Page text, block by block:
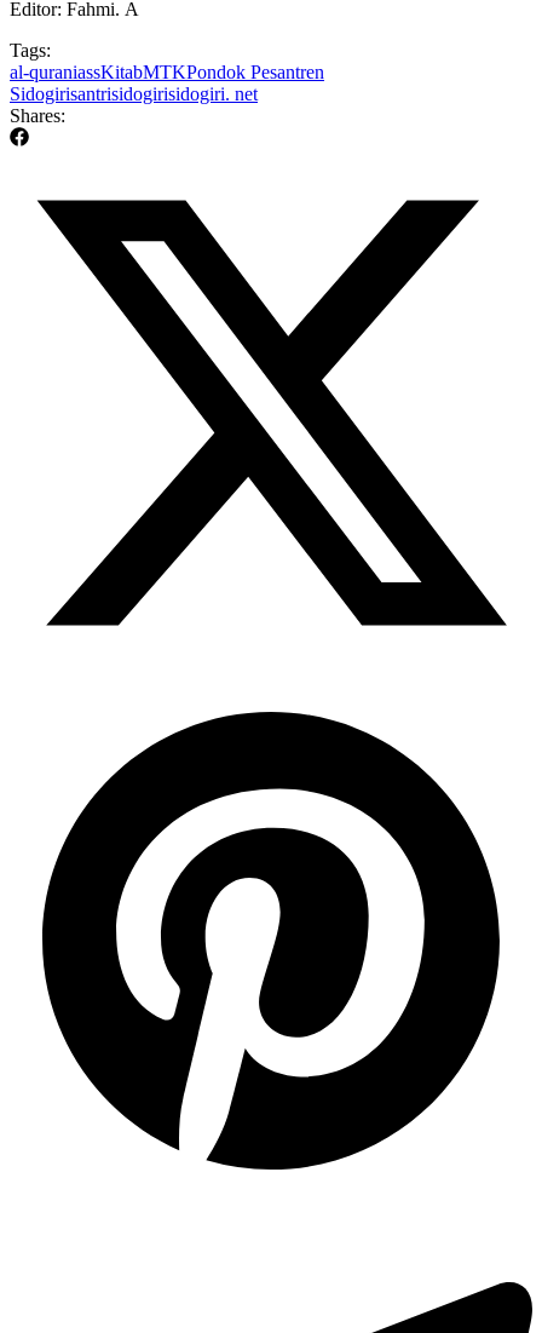
Editor: Fahmi. A
Tags:
al-quraniassKitabMTKPondok Pesantren
Sidogirisantrisidogirisidogiri. net
Shares: